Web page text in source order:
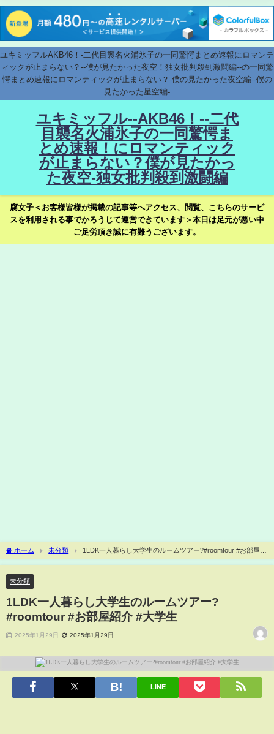
ユキミッフルAKB46！-二代目襲名火浦氷子の一同驚愕まとめ速報にロマンテ
ィックが止まらない？--僕が見たかった夜空！独女批判殺到激闘編--の一同驚
愕まとめ速報にロマンティックが止まらない？-僕の見たかった夜空編--僕の
見たかった星空編-
ユキミッフル--AKB46！--二代
目襲名火浦氷子の一同驚愕ま
とめ速報！にロマンティック
が止まらない？僕が見たかっ
た夜空-独女批判殺到激闘編
腐女子＜お客様皆様が掲載の記事等へアクセス、閲覧、こちらのサービ
スを利用される事でかろうじて運営できています＞本日は足元が悪い中
ご足労頂き誠に有難うございます。
ホーム 未分類
1LDK一人暮らし大学生のルームツアー?#roomtour #お部屋紹
介 #大学生
未分類
1LDK一人暮らし大学生のルームツアー?
#roomtour #お部屋紹介 #大学生
2025年1月29日 2025年1月29日
LINE